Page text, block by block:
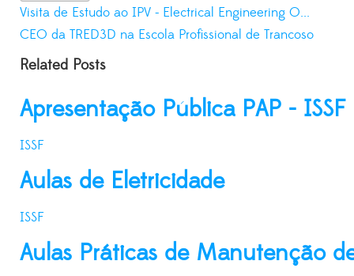
Visita de Estudo ao IPV - Electrical Engineering O...
CEO da TRED3D na Escola Profissional de Trancoso
Related Posts
Apresentação Pública PAP - ISSF
ISSF
Aulas de Eletricidade
ISSF
Aulas Práticas de Manutenção